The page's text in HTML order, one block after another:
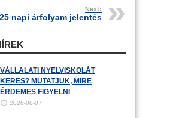
Next:
napi árfolyam jelentés
VÁLLALATI NYELVISKOLÁT
KERES? MUTATJUK, MIRE
ÉRDEMES FIGYELNI
2026-08-07